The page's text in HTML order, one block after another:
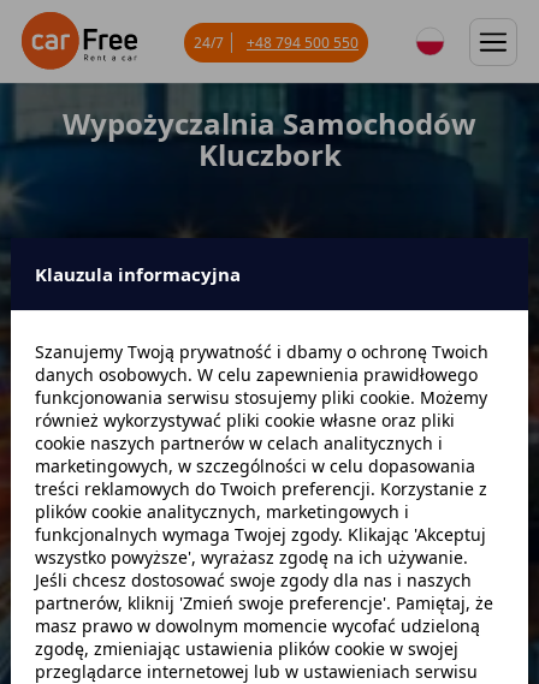
Wypożyczalnia Samochodów
Kluczbork
Data odbioru Godzina
Data zwrotu Godzina
Szukaj
zwróć w innym miejscu
24/7 +48 794 500 550
Klauzula informacyjna
Szanujemy Twoją prywatność i dbamy o ochronę Twoich
danych osobowych. W celu zapewnienia prawidłowego
funkcjonowania serwisu stosujemy pliki cookie. Możemy
również wykorzystywać pliki cookie własne oraz pliki
cookie naszych partnerów w celach analitycznych i
marketingowych, w szczególności w celu dopasowania
treści reklamowych do Twoich preferencji. Korzystanie z
plików cookie analitycznych, marketingowych i
funkcjonalnych wymaga Twojej zgody. Klikając 'Akceptuj
wszystko powyższe', wyrażasz zgodę na ich używanie.
Jeśli chcesz dostosować swoje zgody dla nas i naszych
partnerów, kliknij 'Zmień swoje preferencje'. Pamiętaj, że
masz prawo w dowolnym momencie wycofać udzieloną
zgodę, zmieniając ustawienia plików cookie w swojej
przeglądarce internetowej lub w ustawieniach serwisu